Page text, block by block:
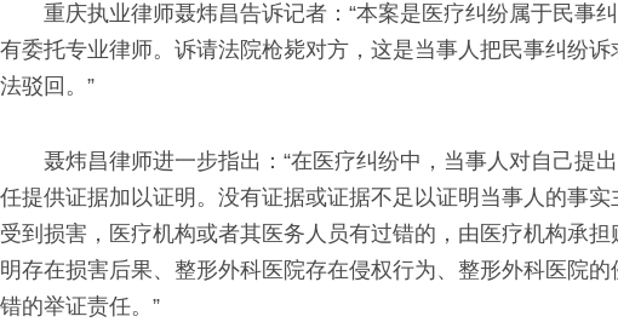
重庆执业律师聂炜昌告诉记者：“本案是医疗纠纷属于民事
有委托专业律师。诉请法院枪毙对方，这是当事人把民事纠纷
法驳回。”
聂炜昌律师进一步指出：“在医疗纠纷中，当事人对自己提
任提供证据加以证明。没有证据或证据不足以证明当事人的事
受到损害，医疗机构或者其医务人员有过错的，由医疗机构承
明存在损害后果、整形外科医院存在侵权行为、整形外科医院
错的举证责任。”